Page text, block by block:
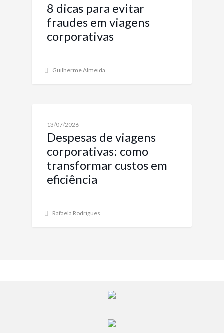
8 dicas para evitar
fraudes em viagens
corporativas
Guilherme Almeida
13/07/2026
Despesas de viagens
corporativas: como
transformar custos em
eficiência
Rafaela Rodrigues